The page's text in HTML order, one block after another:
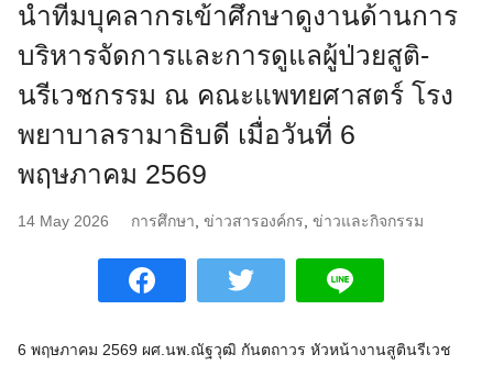
นำทีมบุคลากรเข้าศึกษาดูงานด้านการ
บริหารจัดการและการดูแลผู้ป่วยสูติ-
นรีเวชกรรม ณ คณะแพทยศาสตร์ โรง
พยาบาลรามาธิบดี เมื่อวันที่ 6
พฤษภาคม 2569
14 May 2026 การศึกษา ข่าวสารองค์กร ข่าวและกิจกรรม
6 พฤษภาคม 2569 ผศ.นพ.ณัฐวุฒิ กันตถาวร หัวหน้างานสูตินรีเวช